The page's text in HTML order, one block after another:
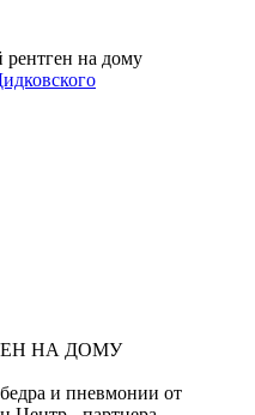
НА ДОМУ
и пневмонии от